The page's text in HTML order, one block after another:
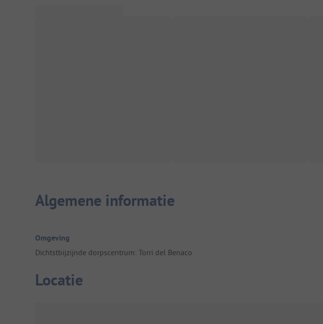
Algemene informatie
Omgeving
Dichtstbijzijnde dorpscentrum: Torri del Benaco
Locatie